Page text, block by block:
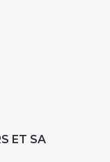
ET SA